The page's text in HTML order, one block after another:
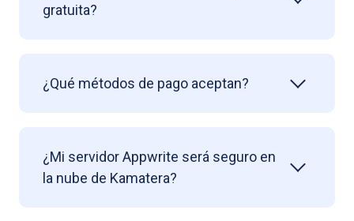
gratuita?
¿Qué métodos de pago aceptan?
¿Mi servidor Appwrite será seguro en
la nube de Kamatera?